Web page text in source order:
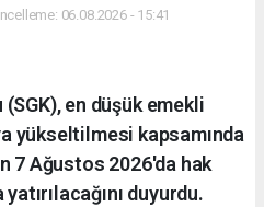
06.08.2026 - 15:41
en düşük emekli
yükseltilmesi kapsamında
7 Ağustos 2026'da hak
duyurdu.